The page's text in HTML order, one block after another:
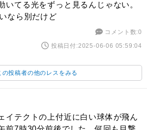
いてる光をずっと見るんじゃない。
なら別だけど
コメント数:0
投稿日付:2025-06-06 05:59:04
の投稿者の他のレスをみる
イテクトの上付近に白い球体が飛ん